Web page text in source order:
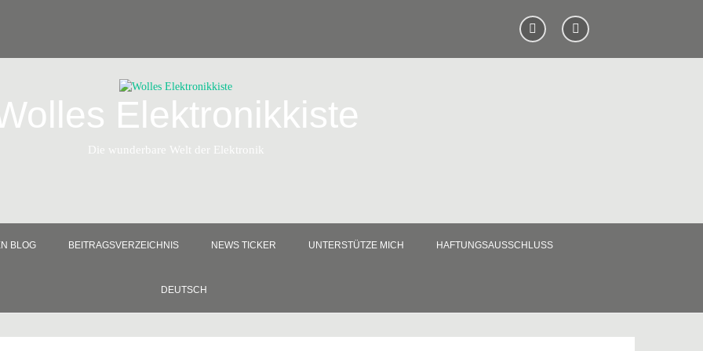
Elektronikkiste
Die wunderbare Welt der Elektronik
BLOG BEITRAGSVERZEICHNIS NEWS TICKER UNTERSTÜTZE MICH HAFTUNGSAUSSCHLUSS
DEUTSCH